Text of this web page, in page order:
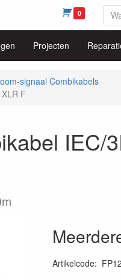
0
Projecten
signaal Combikabels
F
IEC/
Artikelcode: